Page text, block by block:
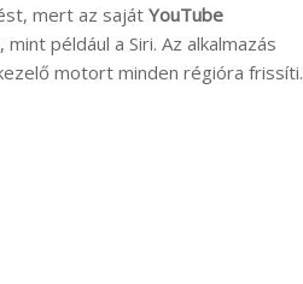
mert az sajátYouTube
például a Siri. Az alkalmazás
motort minden régióra frissíti.